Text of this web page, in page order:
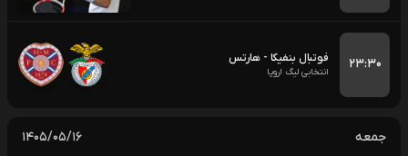
۲۳:۳۰ فوتبال بنفیکا - هارتس
انتخابی لیگ اروپا
جمعه ۱۴۰۵/۰۵/۱۶